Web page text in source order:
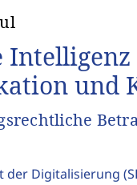
und
der Digitalisierung